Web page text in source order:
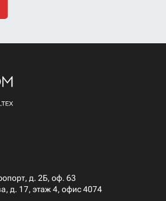
д. 2Б, оф. 63
д. 17, этаж 4, офис 4074